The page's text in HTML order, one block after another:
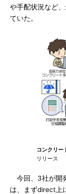
や手配状況など
ていた。
コンクリー
リリース
今回、3社が開
は、まずdirect上